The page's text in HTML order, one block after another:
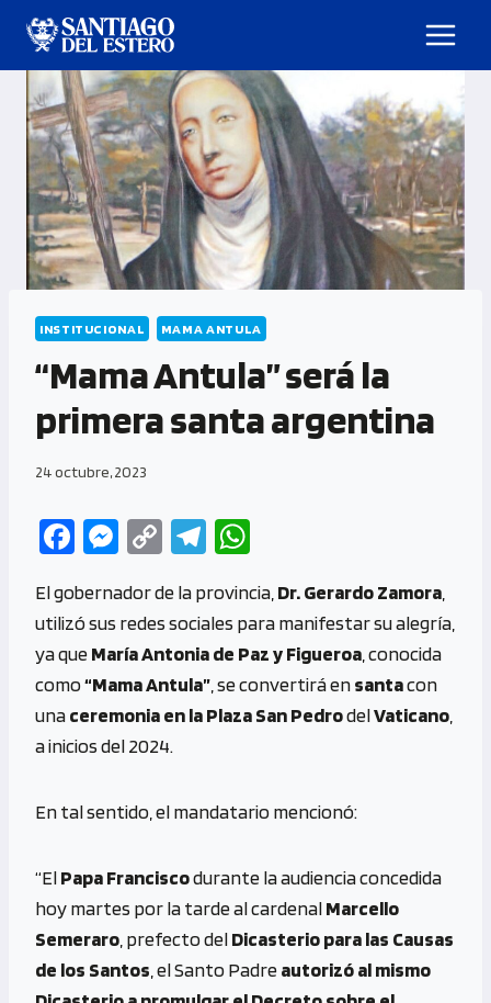
INSTITUCIONAL MAMA ANTULA
“Mama Antula” será la
primera santa argentina
24 octubre, 2023
Fa
b
o
o
k
M
se
n
g
er
C
py
Li
n
k
Te
gr
a
m
at
s
A
p
El gobernador de la provincia, Dr. Gerardo Zamora
utilizó sus redes sociales para manifestar su alegría,
ya queMaría Antonia de Paz y Figueroa , conocida
como“Mama Antula” , se convertirá ensantacon
unaceremonia en la Plaza San PedrodelVaticano
a inicios del 2024.
En tal sentido, el mandatario mencionó:
“ElPapa Franciscodurante la audiencia concedida
hoy martes por la tarde al cardenalMarcello
Semeraro , prefecto delDicasterio para las Causas
de los Santos , el Santo Padreautorizó al mismo